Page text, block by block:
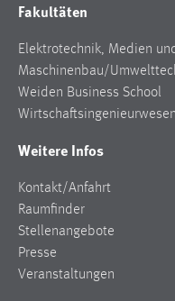
Fakultäten
Elektrotechnik, Medien
Maschinenbau/
Weiden Business School
Weitere Infos
Kontakt/Anfahrt
Raumfinder
Stellenangebote
Presse
Veranstaltungen
MARKETING
Marketing Cookies
verwendet, um
Sie tun dies, indem
hinweg verfolgen.
Google Ads
Name:
_gcl_au
Google Ireland Limited